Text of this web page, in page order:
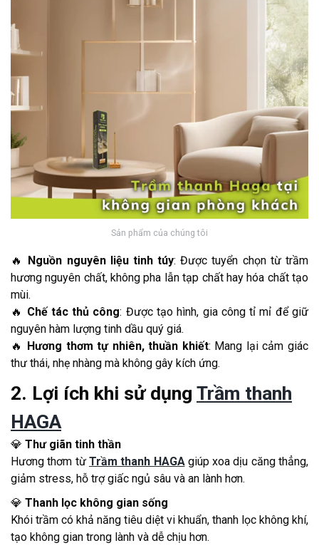
Sản phẩm của chúng tôi
🔥 Nguồn nguyên liệu tinh túy: Được tuyển chọn từ trầm
hương nguyên chất, không pha lẫn tạp chất hay hóa chất tạo
mùi.
🔥 Chế tác thủ công: Được tạo hình, gia công tỉ mỉ để giữ
nguyên hàm lượng tinh dầu quý giá.
🔥 Hương thơm tự nhiên, thuần khiết: Mang lại cảm giác
thư thái, nhẹ nhàng mà không gây kích ứng.
2. Lợi ích khi sử dụng Trầm thanh
HAGA
💎 Thư giãn tinh thần
Hương thơm từ Trầm thanh HAGAgiúp xoa dịu căng thẳng,
giảm stress, hỗ trợ giấc ngủ sâu và an lành hơn.
💎 Thanh lọc không gian sống
Khói trầm có khả năng tiêu diệt vi khuẩn, thanh lọc không khí,
tạo không gian trong lành và dễ chịu hơn.